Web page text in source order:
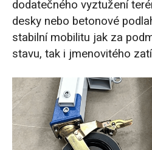
dodatečného vyztužení
desky nebo betonové
stabilní mobilitu jak za
stavu, tak i jmenovitého